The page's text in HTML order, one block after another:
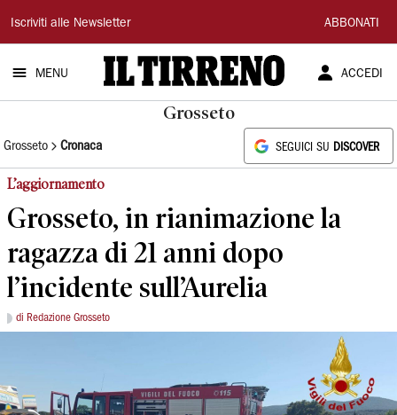
Il
Tirreno
Iscriviti alle Newsletter ABBONATI
MENU ACCEDI
Grosseto
Grosseto Cronaca SEGUICI SU DISCOVER
L’aggiornamento
Grosseto, in rianimazione la
ragazza di 21 anni dopo
l’incidente sull’Aurelia
di Redazione Grosseto